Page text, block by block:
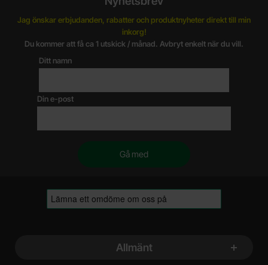
Jag önskar erbjudanden, rabatter och produktnyheter direkt till min
inkorg!
Du kommer att få ca 1 utskick / månad. Avbryt enkelt när du vill.
Ditt namn
Din e-post
Allmänt